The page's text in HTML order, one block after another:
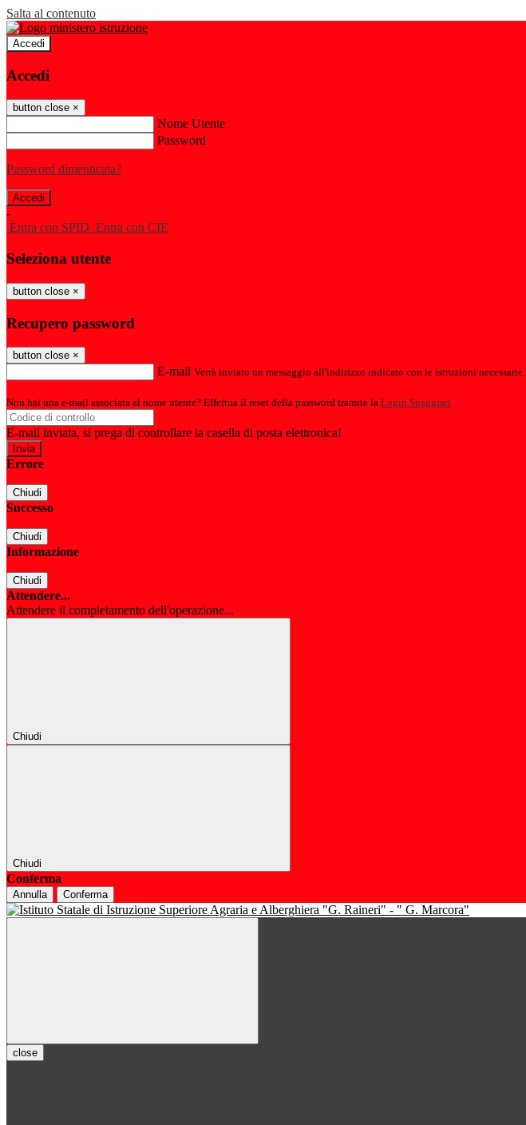
Salta al contenuto
Accedi
Accedi
button close ×
Nome Utente
Password
Password dimenticata?
-
Entra con SPID Entra con CIE
Seleziona utente
button close ×
Recupero password
button close ×
E-mail Verrà inviato un messaggio all'indirizzo indicato con le istruzioni necessarie.
Non hai una e-mail associata al nome utente? Effettua il reset della password tramite la Login Spaggiari
E-mail inviata, si prega di controllare la casella di posta elettronica!
Errore
Chiudi
Successo
Chiudi
Informazione
Chiudi
Attendere...
Attendere il completamento dell'operazione...
Chiudi
Chiudi
Conferma
Annulla Conferma
close